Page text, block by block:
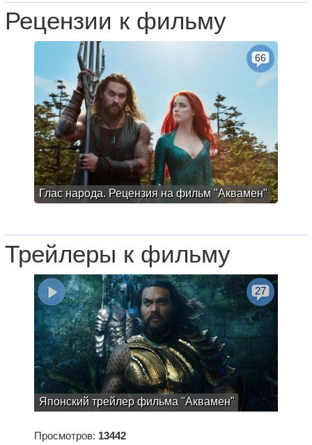
Рецензии к фильму
Глас народа. Рецензия на фильм "Аквамен"
66
Трейлеры к фильму
Японский трейлер фильма "Аквамен"
27
Просмотров: 13442